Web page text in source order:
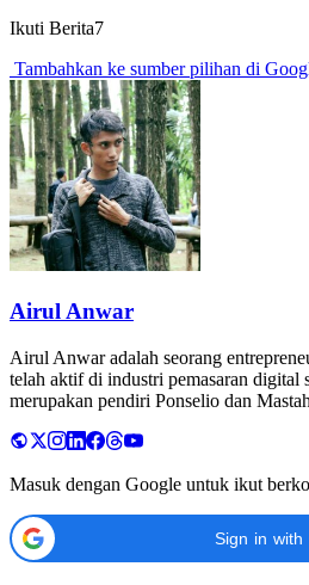
Ikuti Berita7
Tambahkan ke sumber pilihan di
Airul Anwar
Airul Anwar adalah seorang
telah aktif di industri pemasaran digital
merupakan pendiri Ponselio dan
Masuk dengan Google untuk ikut
Sign in with